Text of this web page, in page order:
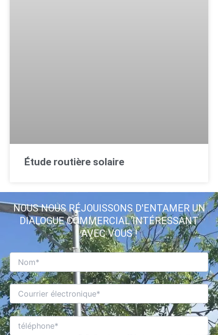
Étude routière solaire
NOUS NOUS RÉJOUISSONS D'ENTAMER UN
DIALOGUE COMMERCIAL INTÉRESSANT
AVEC VOUS !